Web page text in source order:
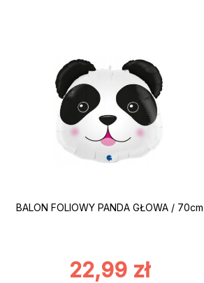
BALON FOLIOWY PANDA GŁOWA / 70cm
22,99 zł